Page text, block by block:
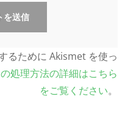
るために Akismet を使っ
処理方法の詳細はこちら
をご覧ください。